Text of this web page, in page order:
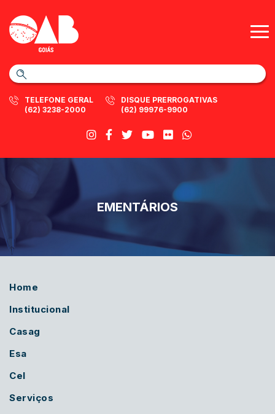
TELEFONE GERAL
(62) 3238-2000
DISQUE PRERROGATIVAS
(62) 99976-9900
EMENTÁRIOS
Home
Institucional
Casag
Esa
Cel
Serviços